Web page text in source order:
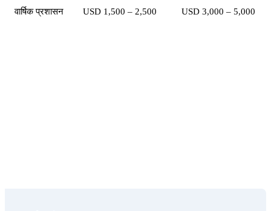
वार्षिक प्रशासन USD 1,500 – 2,500 USD 3,000 – 5,000